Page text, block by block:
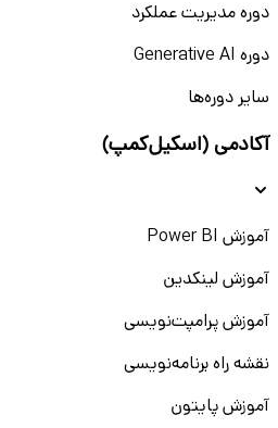
دوره مدیریت عملکرد
دوره Generative AI
سایر دوره‌ها
آکادمی (اسکیل‌کمپ)
آموزش Power BI
آموزش لینکدین
آموزش پرامپت‌نویسی
نقشه راه برنامه‌نویسی
آموزش پایتون